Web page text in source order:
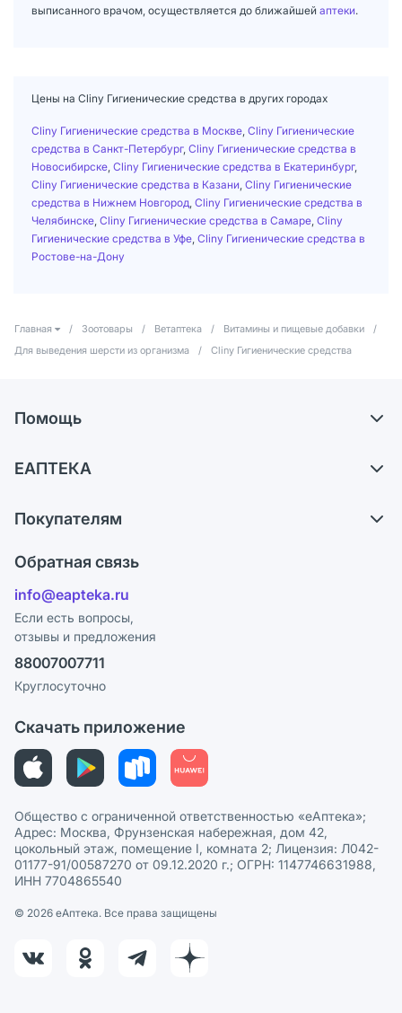
выписанного врачом, осуществляется до ближайшей аптеки.
Цены на Cliny Гигиенические средства в других городах
Cliny Гигиенические средства в Москве Cliny Гигиенические
средства в Санкт-Петербург, Cliny Гигиенические средства в
Новосибирске Cliny Гигиенические средства в Екатеринбург,
Cliny Гигиенические средства в Казани Cliny Гигиенические
средства в Нижнем Новгород Cliny Гигиенические средства в
Челябинске Cliny Гигиенические средства в Самаре Cliny
Гигиенические средства в Уфе Cliny Гигиенические средства в
Ростове-на-Дону
Главная / Зоотовары / Ветаптека / Витамины и пищевые добавки
/
Для выведения шерсти из организма
/ Cliny Гигиенические средства
Помощь
Самовывоз из аптек
Ответы на вопросы
Блог
ЕАПТЕКА
Карьера
Поставщики
Лицензия
Реклама на сайте
Ваши товары на ЕАПТЕКЕ
Покупателям
Программа СберСпасибо
Политика конфиденциальности
Пользовательское соглашение
Политика рекомендаций
Этика и соответствие
Политика в отношении обработки персональных данных
Обратная связь
info@eapteka.ru
Если есть вопросы,
отзывы и предложения
88007007711
Круглосуточно
Скачать приложение
Общество с ограниченной ответственностью «еАптека»;
Адрес: Москва, Фрунзенская набережная, дом 42,
цокольный этаж, помещение I, комната 2; Лицензия: Л042-
01177-91/00587270 от 09.12.2020 г.; ОГРН: 1147746631988,
ИНН 7704865540
© 2026 eАптека. Все права защищены